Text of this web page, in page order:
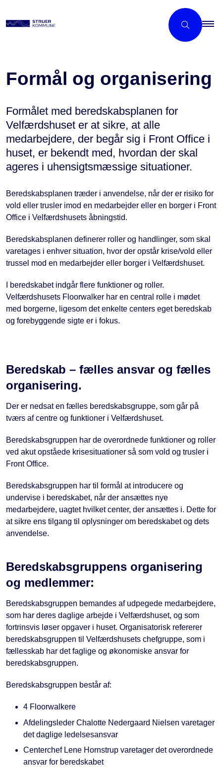
Formål og organisering
Formålet med beredskabsplanen for
Velfærdshuset er at sikre, at alle
medarbejdere, der begår sig i Front Office i
huset, er bekendt med, hvordan der skal
ageres i uhensigtsmæssige situationer.
Beredskabsplanen træder i anvendelse, når der er risiko for
vold eller trusler imod en medarbejder eller en borger i Front
Office i Velfærdshusets åbningstid.
Beredskabsplanen definerer roller og handlinger, som skal
varetages i enhver situation, hvor der opstår krise/vold eller
trussel mod en medarbejder eller borger i Velfærdshuset.
I beredskabet indgår flere funktioner og roller.
Velfærdshusets Floorwalker har en central rolle i mødet
med borgerne, ligesom det enkelte centers eget beredskab
og forebyggende sigte er i fokus.
Beredskab – fælles ansvar og fælles
organisering.
Der er nedsat en fælles beredskabsgruppe, som går på
tværs af centre og funktioner i Velfærdshuset.
Beredskabsgruppen har de overordnede funktioner og roller
ved akut opståede krisesituationer så som vold og trusler i
Front Office.
Beredskabsgruppen har til formål at introducere og
undervise i beredskabet, når der ansættes nye
medarbejdere, uagtet hvilket center, der ansættes i. Dette for
at sikre ens tilgang til oplysninger om beredskabet og dets
anvendelse.
Beredskabsgruppens organisering
og medlemmer:
Beredskabsgruppen bemandes af udpegede medarbejdere,
som har deres daglige arbejde i Velfærdshuset, og som
fortrinsvis løser opgaver i huset. Organisatorisk refererer
beredskabsgruppen til Velfærdshusets chefgruppe, som i
fællesskab har det faglige og økonomiske ansvar for
beredskabsgruppen.
Beredskabsgruppen består af:
4 Floorwalkere
Afdelingsleder Chalotte Nedergaard Nielsen varetager
det daglige ledelsesansvar
Centerchef Lene Hornstrup varetager det overordnede
ansvar for beredskabet